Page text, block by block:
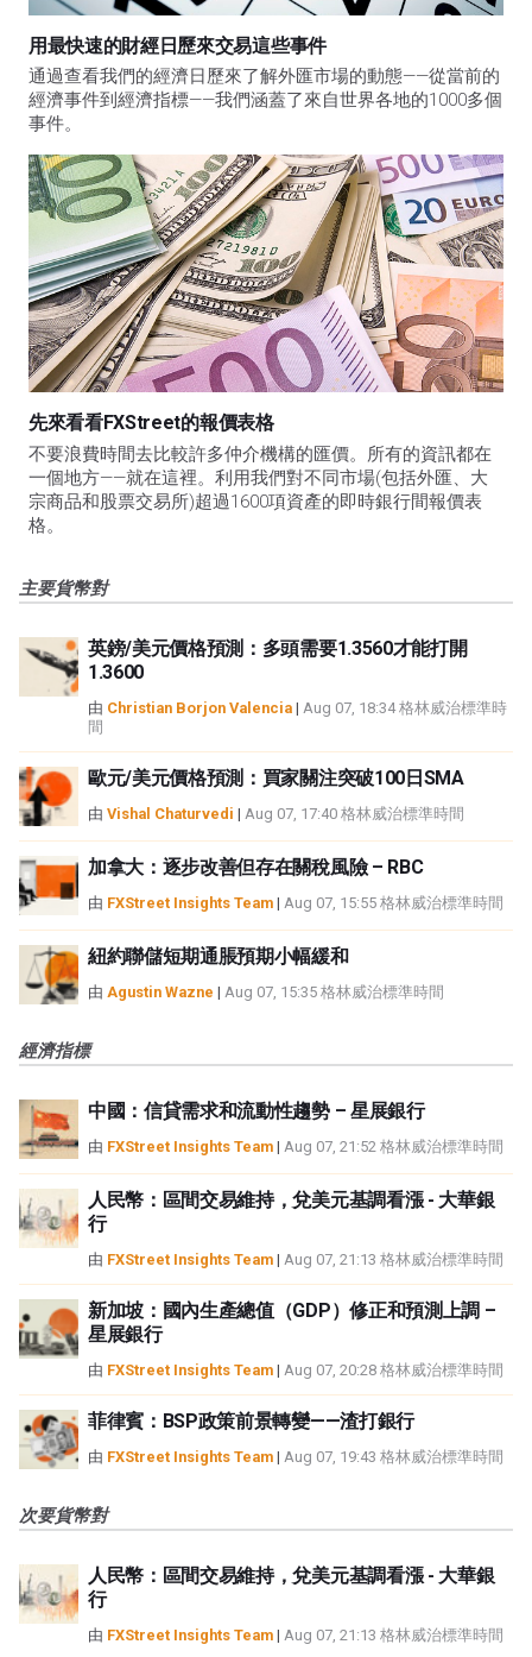
用最快速的財經日歷來交易這些事件
通過查看我們的經濟日歷來了解外匯市場的動態——從當前的
經濟事件到經濟指標——我們涵蓋了來自世界各地的1000多個
事件。
先來看看FXStreet的報價表格
不要浪費時間去比較許多仲介機構的匯價。所有的資訊都在
一個地方——就在這裡。利用我們對不同市場(包括外匯、大
宗商品和股票交易所)超過1600項資產的即時銀行間報價表
格。
主要貨幣對
英鎊/美元價格預測：多頭需要1.3560才能打開
1.3600
由 Christian Borjon Valencia | Aug 07, 18:34 格林威治標準時
間
歐元/美元價格預測：買家關注突破100日SMA
由 Vishal Chaturvedi | Aug 07, 17:40 格林威治標準時間
加拿大：逐步改善但存在關稅風險 – RBC
由 FXStreet Insights Team | Aug 07, 15:55 格林威治標準時間
紐約聯儲短期通脹預期小幅緩和
由 Agustin Wazne | Aug 07, 15:35 格林威治標準時間
經濟指標
中國：信貸需求和流動性趨勢 – 星展銀行
由 FXStreet Insights Team | Aug 07, 21:52 格林威治標準時間
人民幣：區間交易維持，兌美元基調看漲 - 大華銀
行
由 FXStreet Insights Team | Aug 07, 21:13 格林威治標準時間
新加坡：國內生產總值（GDP）修正和預測上調 –
星展銀行
由 FXStreet Insights Team | Aug 07, 20:28 格林威治標準時間
菲律賓：BSP政策前景轉變——渣打銀行
由 FXStreet Insights Team | Aug 07, 19:43 格林威治標準時間
次要貨幣對
人民幣：區間交易維持，兌美元基調看漲 - 大華銀
行
由 FXStreet Insights Team | Aug 07, 21:13 格林威治標準時間